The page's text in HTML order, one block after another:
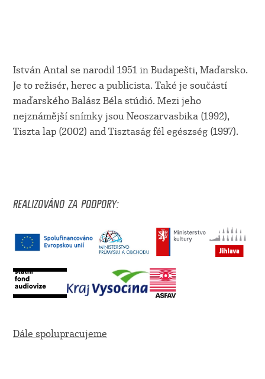
István Antal se narodil 1951 in Budapešti, Maďarsko.
Je to režisér, herec a publicista. Také je součástí
maďarského Balász Béla stúdió. Mezi jeho
nejznámější snímky jsou Neoszarvasbika (1992),
Tiszta lap (2002) and Tisztaság fél egészség (1997).
REALIZOVÁNO ZA PODPORY:
Dále spolupracujeme